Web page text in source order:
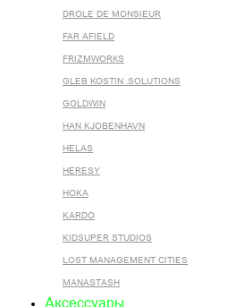
DROLE DE MONSIEUR
FAR AFIELD
FRIZMWORKS
GLEB KOSTIN .SOLUTIONS
GOLDWIN
HAN KJOBENHAVN
HELAS
HERESY
HOKA
KARDO
KIDSUPER STUDIOS
LOST MANAGEMENT CITIES
MANASTASH
Аксессуары